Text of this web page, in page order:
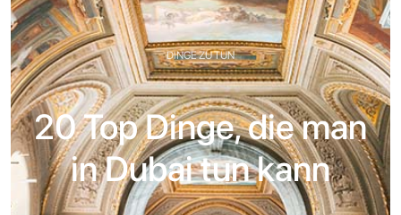
DINGE ZU TUN
20 Top Dinge, die man
in Dubai tun kann